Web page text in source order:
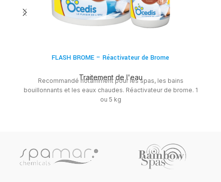
FLASH BROME – Réactivateur de Brome
Traitement de l'eau
Recommandé notamment pour les spas, les bains
bouillonnants et les eaux chaudes. Réactivateur de brome. 1
ou 5 kg